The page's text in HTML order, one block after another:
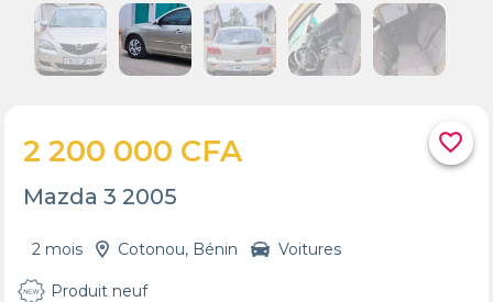
favorite_border
2 200 000 CFA
Mazda 3 2005
2 mois Cotonou, Bénin Voitures
Produit neuf